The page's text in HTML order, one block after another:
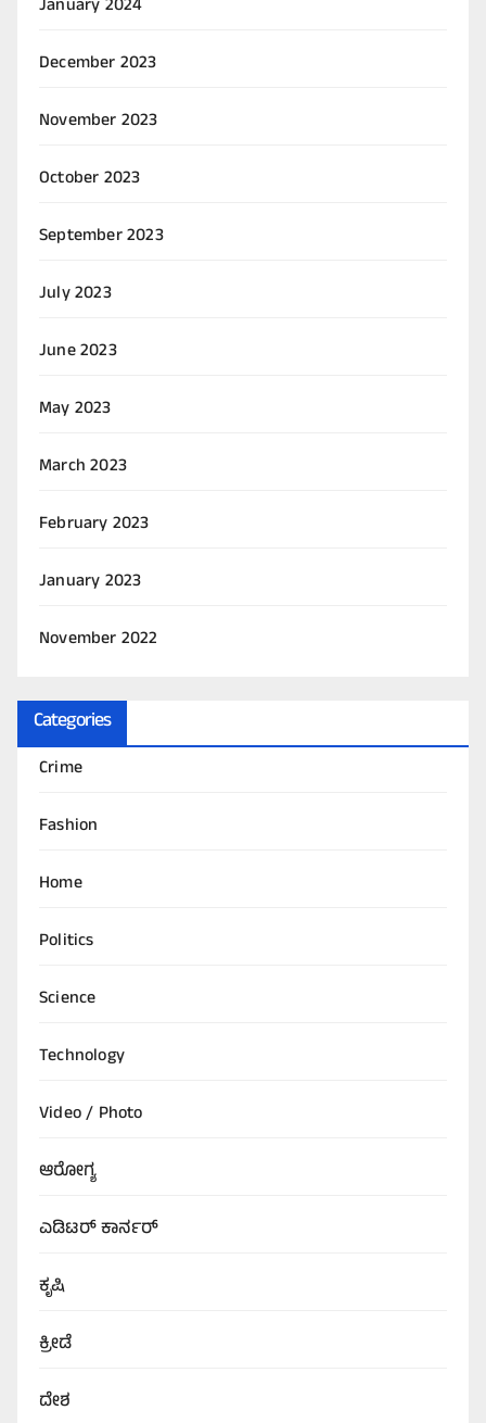
January 2024
December 2023
November 2023
October 2023
September 2023
July 2023
June 2023
May 2023
March 2023
February 2023
January 2023
November 2022
Categories
Crime
Fashion
Home
Politics
Science
Technology
Video / Photo
ಆರೋಗ್ಯ
ಎಡಿಟರ್‌ ಕಾರ್ನರ್
ಕೃಷಿ
ಕ್ರೀಡೆ
ದೇಶ